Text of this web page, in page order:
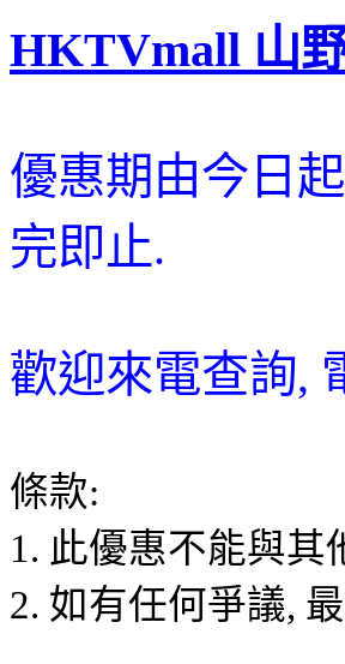
HKTVmall 山
優惠期由今日
完即止.
歡迎來電查詢,
條款:
1. 此優惠不能與其
2. 如有任何爭議,